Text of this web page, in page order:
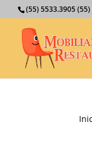
(55) 5533.3905